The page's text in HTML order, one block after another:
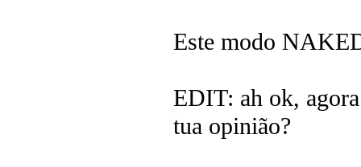
Este modo
EDIT: ah ok,
tua opinião?